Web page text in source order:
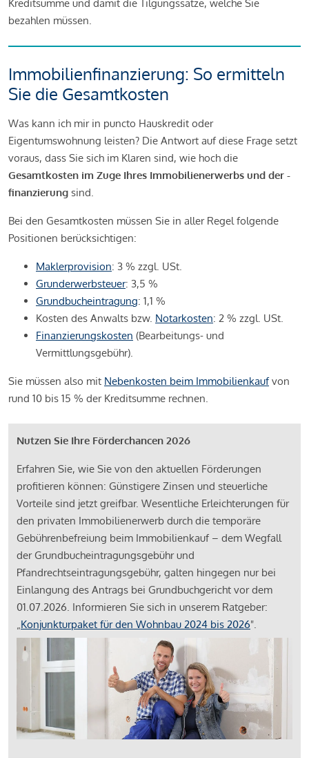
Kreditsumme und damit die Tilgungssätze, welche Sie
bezahlen müssen.
Immobilienfinanzierung: So ermitteln
Sie die Gesamtkosten
Was kann ich mir in puncto Hauskredit oder
Eigentumswohnung leisten? Die Antwort auf diese Frage setzt
voraus, dass Sie sich im Klaren sind, wie hoch die
Gesamtkosten im Zuge Ihres Immobilienerwerbs und der -
finanzierung sind.
Bei den Gesamtkosten müssen Sie in aller Regel folgende
Positionen berücksichtigen:
Maklerprovision: 3 % zzgl. USt.
Grunderwerbsteuer: 3,5 %
Grundbucheintragung: 1,1 %
Kosten des Anwalts bzw. Notarkosten: 2 % zzgl. USt.
Finanzierungskosten (Bearbeitungs- und
Vermittlungsgebühr).
Sie müssen also mit Nebenkosten beim Immobilienkaufvon
rund 10 bis 15 % der Kreditsumme rechnen.
Nutzen Sie Ihre Förderchancen 2026
Erfahren Sie, wie Sie von den aktuellen Förderungen
profitieren können: Günstigere Zinsen und steuerliche
Vorteile sind jetzt greifbar. Wesentliche Erleichterungen für
den privaten Immobilienerwerb durch die temporäre
Gebührenbefreiung beim Immobilienkauf – dem Wegfall
der Grundbucheintragungsgebühr und
Pfandrechtseintragungsgebühr, galten hingegen nur bei
Einlangung des Antrags bei Grundbuchgericht vor dem
01.07.2026. Informieren Sie sich in unserem Ratgeber:
„Konjunkturpaket für den Wohnbau 2024 bis 2026".